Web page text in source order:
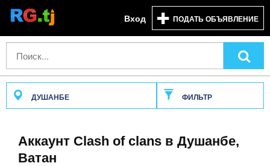
Вход ПОДАТЬ ОБЪЯВЛЕНИЕ
ДУШАНБЕ ФИЛЬТР
Аккаунт Clash of clans в Душанбе,
Ватан